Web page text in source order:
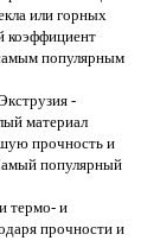
или горных
коэффициент
популярным
-
материал
прочность и
популярный
термо- и
прочности и